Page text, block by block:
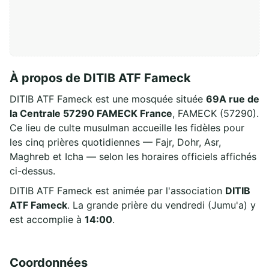
À propos de DITIB ATF Fameck
DITIB ATF Fameck est une mosquée située 69A rue de
la Centrale 57290 FAMECK France, FAMECK (57290).
Ce lieu de culte musulman accueille les fidèles pour
les cinq prières quotidiennes — Fajr, Dohr, Asr,
Maghreb et Icha — selon les horaires officiels affichés
ci-dessus.
DITIB ATF Fameck est animée par l'association DITIB
ATF Fameck. La grande prière du vendredi (Jumu'a) y
est accomplie à 14:00.
Coordonnées